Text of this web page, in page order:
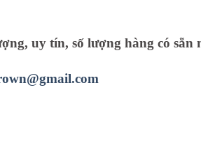
uy tín, số lượng hàng có sẵn